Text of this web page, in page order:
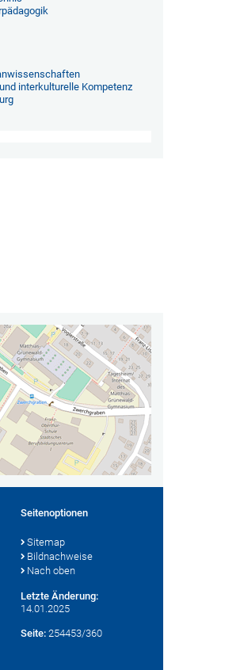
interkulturelle Kompetenz
Seitenoptionen
Sitemap
Bildnachweise
Nach oben
Letzte Änderung:
14.01.2025
Seite: 254453/360